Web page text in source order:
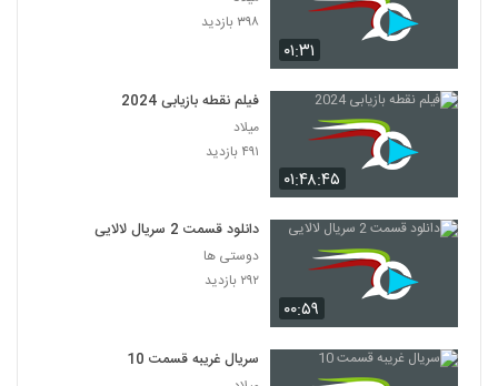
۰۱:۳۱
۳۹۸ بازدید
۰۱:۴۸:۴۵
فیلم نقطه بازیابی 2024
میلاد
۴۹۱ بازدید
۰۰:۵۹
دانلود قسمت 2 سریال لالایی
دوستی ها
۲۹۲ بازدید
سریال غریبه قسمت 10